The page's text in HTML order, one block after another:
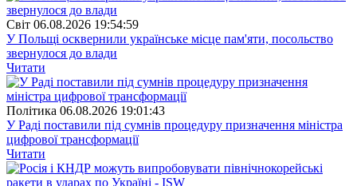
Свiт 06.08.2026 19:54:59
У Польщі осквернили українське місце пам'яти, посольство
звернулося до влади
Читати
Полiтика 06.08.2026 19:01:43
У Раді поставили під сумнів процедуру призначення міністра
цифрової трансформації
Читати